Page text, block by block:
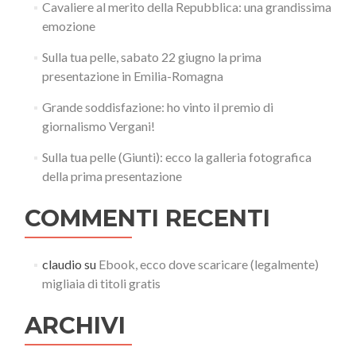
Cavaliere al merito della Repubblica: una grandissima
emozione
Sulla tua pelle, sabato 22 giugno la prima
presentazione in Emilia-Romagna
Grande soddisfazione: ho vinto il premio di
giornalismo Vergani!
Sulla tua pelle (Giunti): ecco la galleria fotografica
della prima presentazione
COMMENTI RECENTI
claudio su Ebook, ecco dove scaricare (legalmente)
migliaia di titoli gratis
ARCHIVI